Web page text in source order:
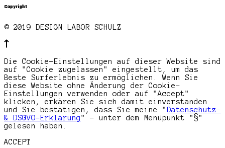
Copyright
© 2019 DESIGN LABOR SCHULZ
Die Cookie-Einstellungen auf dieser Website sind
auf "Cookie zugelassen" eingestellt, um das
Beste Surferlebnis zu ermöglichen. Wenn Sie
diese Website ohne Änderung der Cookie-
Einstellungen verwenden oder auf "Accept"
klicken, erkären Sie sich damit einverstanden
und Sie bestätigen, dass Sie meine " Datenschutz-
& DSGVO-Erklärung" - unter dem Menüpunkt "§"
gelesen haben.
ACCEPT